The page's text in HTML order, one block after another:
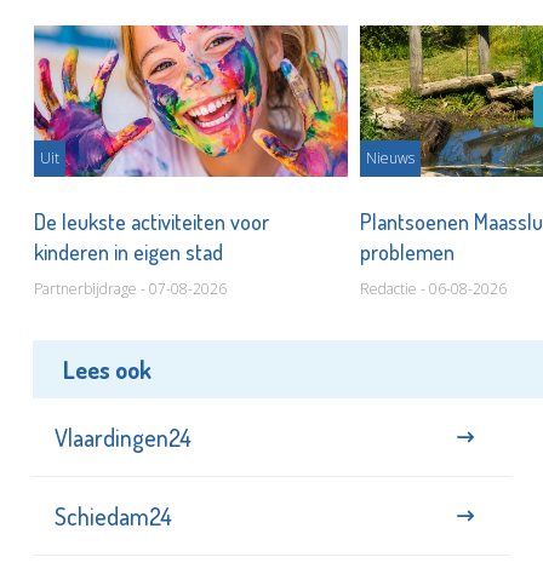
Uit
De leukste activiteiten voor
kinderen in eigen stad
Partnerbijdrage - 07-08-2026
Nieuws
Plantsoenen
problemen
Redactie - 06-08-2026
Lees ook
Vlaardingen24
Schiedam24